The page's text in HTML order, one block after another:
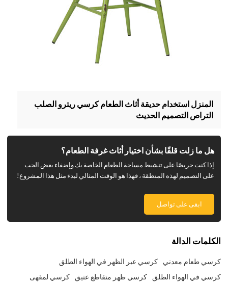
المنزل استخدام حديقة أثاث الطعام كرسي ريترو الصلب
التراص التصميم الحديث
هل ما زلت قلقًا بشأن اختيار أثاث غرفة الطعام؟
إذا كنت حريصًا على تنشيط مساحة الطعام الخاصة بك وإضفاء بعض الحب
على التصميم لهذه المنطقة ، فهذا هو الوقت المثالي لبدء مثل هذا المشروع!
ابقى على تواصل
الكلمات الدالة
كرسي طعام معدني
كرسي عبر الظهر في الهواء الطلق
كرسي في الهواء الطلق
كرسي ظهر متقاطع عتيق
كرسي لمقهى